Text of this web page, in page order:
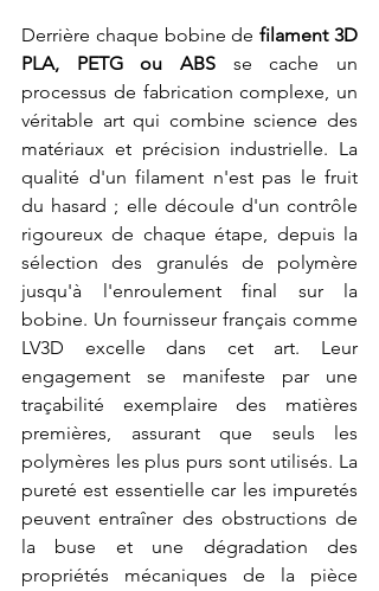
Derrière chaque bobine de filament 3D
PLA, PETG ou ABS se cache un
processus de fabrication complexe, un
véritable art qui combine science des
matériaux et précision industrielle. La
qualité d'un filament n'est pas le fruit
du hasard ; elle découle d'un contrôle
rigoureux de chaque étape, depuis la
sélection des granulés de polymère
jusqu'à l'enroulement final sur la
bobine. Un fournisseur français comme
LV3D excelle dans cet art. Leur
engagement se manifeste par une
traçabilité exemplaire des matières
premières, assurant que seuls les
polymères les plus purs sont utilisés. La
pureté est essentielle car les impuretés
peuvent entraîner des obstructions de
la buse et une dégradation des
propriétés mécaniques de la pièce